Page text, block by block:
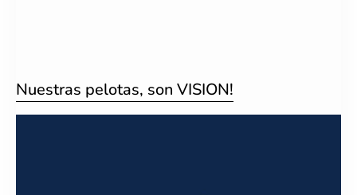
Nuestras pelotas, son VISION!